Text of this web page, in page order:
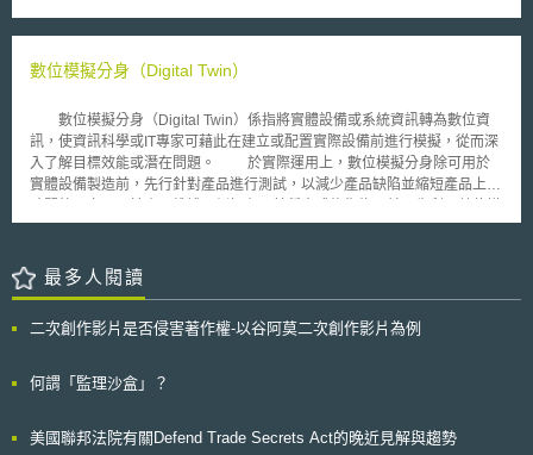
進會議」（食品ロス削減推進会議）之專責機關，制定減少食品損耗的基本
體的相關促進計畫。本法也鼓勵企業與中央和地方政府合作，積極減少食物
產到消費各階段的重要目標， 將成為新的全民運動。
對於患者健康的保障，歐盟執委會(European Commission)於2012年提出
Parliament and of the Council on medical devices)，並包括對2001/83號
Regulation (EC) No 1223/2009)的修正，已建立更完善的歐盟醫療器材管
理機制。其中包括歐盟統一而集中的審核程序，此舉卻引起不同意見，認為
過於科層化(bureaucratic)的市場化前審核制度設計，將阻礙研發且不見得
對病患有利。有歐洲議會議員指出，現行制度雖有進化的必要，然集中化
(centralisation)的審核工作，對於行政負擔的加重，或許不如先在各國家層
(Class III devices)的審核，將使得患者延遲3至5年才能得到可以拯救其性命
的產品，相對地卻沒有得到甚麼安全的提升。 七月初，歐洲議會公共
健康與食品安全委員會(Public Health and Food Safety Committee, ENVI)
數位模擬分身（Digital Twin）
數位模擬分身（Digital Twin）係指將實體設備或系統資訊轉為數位資
訊，使資訊科學或IT專家可藉此在建立或配置實際設備前進行模擬，從而深
入了解目標效能或潛在問題。 於實際運用上，數位模擬分身除可用於
實體設備製造前，先行針對產品進行測試，以減少產品缺陷並縮短產品上市
擬分身測試修復效果。此外，數位模擬分身還可用於自駕車及協助落實《一
GDPR）規定。在自駕車方面，數位模擬分身可通過雲端運算（cloud
computing）和邊緣運算（edge computing）連接，由數位模擬分身分析於
模型在內之製造資料（manufacturing data）、駕駛習慣及偏好等個人隱私
面，數位模擬分身可利用以下5大步驟，建立GDPR法規遵循機制以強化隱
資料匿名化以最大限度降低隱私風險，並防止受試者之隱私洩露。
最多人閱讀
二次創作影片是否侵害著作權-以谷阿莫二次創作影片為例
何謂「監理沙盒」？
美國聯邦法院有關Defend Trade Secrets Act的晚近見解與趨勢